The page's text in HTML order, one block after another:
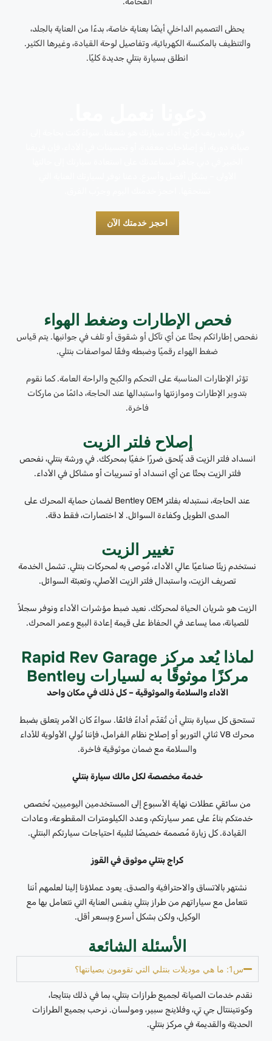
يحظى التصميم الداخلي أيضًا بعناية خاصة، بدءًا من العناية بالجلد،
والتنظيف بالمكنسة الكهربائية، وتفاصيل لوحة القيادة، وغيرها الكثير.
انطلق بسيارة بنتلي جديدة كليًا.
احجز خدمتك الآن
فحص الإطارات وضغط الهواء
نفحص إطاراتكم بحثًا عن أي تآكل أو شقوق أو تلف في جوانبها. يتم قياس
ضغط الهواء رقميًا وضبطه وفقًا لمواصفات بنتلي.
تؤثر الإطارات المناسبة على التحكم والكبح والراحة العامة. كما نقوم
بتدوير الإطارات وموازنتها واستبدالها عند الحاجة، دائمًا من ماركات
فاخرة.
إصلاح فلتر الزيت
انسداد فلتر الزيت قد يُلحق ضررًا خفيًا بمحركك. في ورشة بنتلي، نفحص
فلتر الزيت بحثًا عن أي انسداد أو تسريبات أو مشاكل في الأداء.
عند الحاجة، نستبدله بفلتر Bentley OEM لضمان حماية المحرك على
المدى الطويل وكفاءة السوائل. لا اختصارات، فقط دقة.
تغيير الزيت
نستخدم زيتًا صناعيًا عالي الأداء، مُوصى به لمحركات بنتلي. تشمل الخدمة
تصريف الزيت، واستبدال فلتر الزيت الأصلي، وتعبئة السوائل.
الزيت هو شريان الحياة لمحركك. نعيد ضبط مؤشرات الأداء ونوفر سجلاً
للصيانة، مما يساعد في الحفاظ على قيمة إعادة البيع وعمر المحرك.
لماذا يُعد مركز Rapid Rev Garage
مركزًا موثوقًا به لسيارات Bentley
الأداء والسلامة والموثوقية – كل ذلك في مكان واحد
تستحق كل سيارة بنتلي أن تُقدّم أداءً فائقًا. سواءً كان الأمر يتعلق بضبط
محرك V8 ثنائي التوربو أو إصلاح نظام الفرامل، فإننا نُولي الأولوية للأداء
والسلامة مع ضمان موثوقية فاخرة.
خدمة مخصصة لكل مالك سيارة بنتلي
من سائقي عطلات نهاية الأسبوع إلى المستخدمين اليوميين، نُخصص
خدمتكم بناءً على عمر سيارتكم، وعدد الكيلومترات المقطوعة، وعادات
القيادة. كل زيارة مُصممة خصيصًا لتلبية احتياجات سيارتكم البنتلي.
كراج بنتلي موثوق في القوز
نشتهر بالاتساق والاحترافية والصدق. يعود عملاؤنا إلينا لعلمهم أننا
نتعامل مع سياراتهم من طراز بنتلي بنفس العناية التي نتعامل بها مع
الوكيل، ولكن بشكل أسرع وبسعر أقل.
الأسئلة الشائعة
س1: ما هي موديلات بنتلي التي تقومون بصيانتها؟
نقدم خدمات الصيانة لجميع طرازات بنتلي، بما في ذلك بنتايجا،
وكونتيننتال جي تي، وفلاينج سبير، ومولسان. نرحب بجميع الطرازات
الحديثة والقديمة في مركز بنتلي.